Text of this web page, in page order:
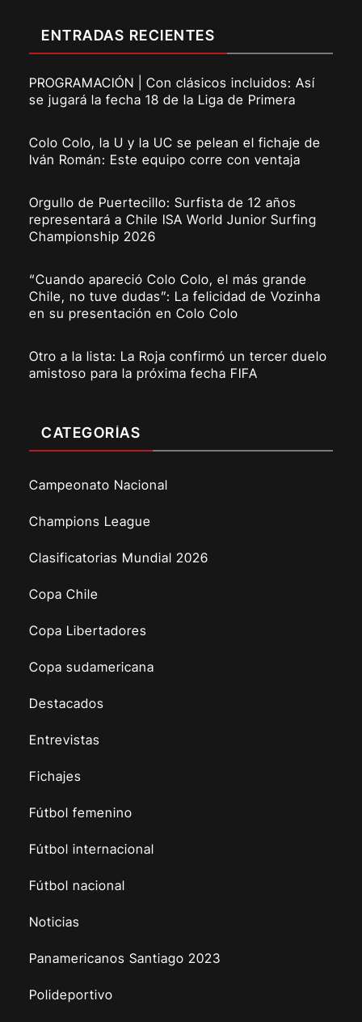
ENTRADAS RECIENTES
PROGRAMACIÓN | Con clásicos incluidos: Así
se jugará la fecha 18 de la Liga de Primera
Colo Colo, la U y la UC se pelean el fichaje de
Iván Román: Este equipo corre con ventaja
Orgullo de Puertecillo: Surfista de 12 años
representará a Chile ISA World Junior Surfing
Championship 2026
“Cuando apareció Colo Colo, el más grande
Chile, no tuve dudas”: La felicidad de Vozinha
en su presentación en Colo Colo
Otro a la lista: La Roja confirmó un tercer duelo
amistoso para la próxima fecha FIFA
CATEGORÍAS
Campeonato Nacional
Champions League
Clasificatorias Mundial 2026
Copa Chile
Copa Libertadores
Copa sudamericana
Destacados
Entrevistas
Fichajes
Fútbol femenino
Fútbol internacional
Fútbol nacional
Noticias
Panamericanos Santiago 2023
Polideportivo